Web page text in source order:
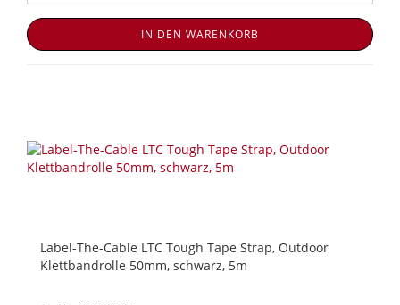
IN DEN WARENKORB
Label-The-Cable LTC Tough Tape Strap, Outdoor
Klettbandrolle 50mm, schwarz, 5m